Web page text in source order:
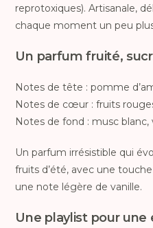
reprotoxiques). Artisanale,
chaque moment un peu
Un parfum fruité,
Notes de tête : pomme
Notes de cœur : fruits
Notes de fond : musc blanc,
Un parfum irrésistible qui
fruits d’été, avec une
une note légère de vanille.
Une playlist pour une